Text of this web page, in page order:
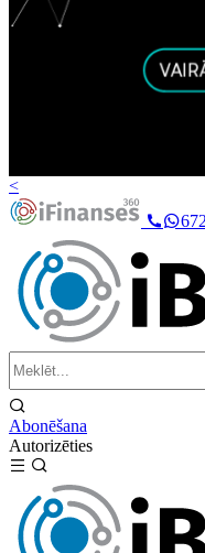
<
Abonēšana
Autorizēties